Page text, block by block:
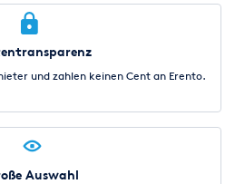
und zahlen keinen Cent an Erento.
Auswahl